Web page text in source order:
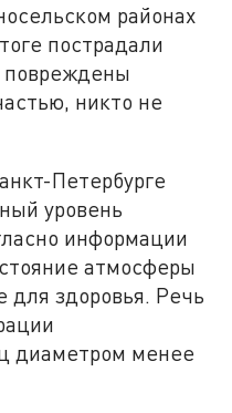
районах
пострадали
повреждены
никто не
Петербурге
уровень
информации
атмосферы
для здоровья. Речь
диаметром менее